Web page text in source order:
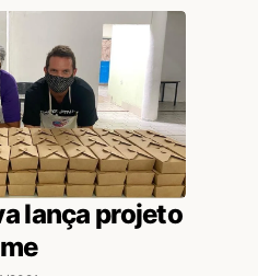
lança projeto